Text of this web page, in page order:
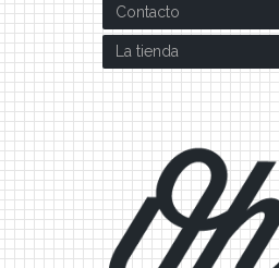
Contacto
La tienda